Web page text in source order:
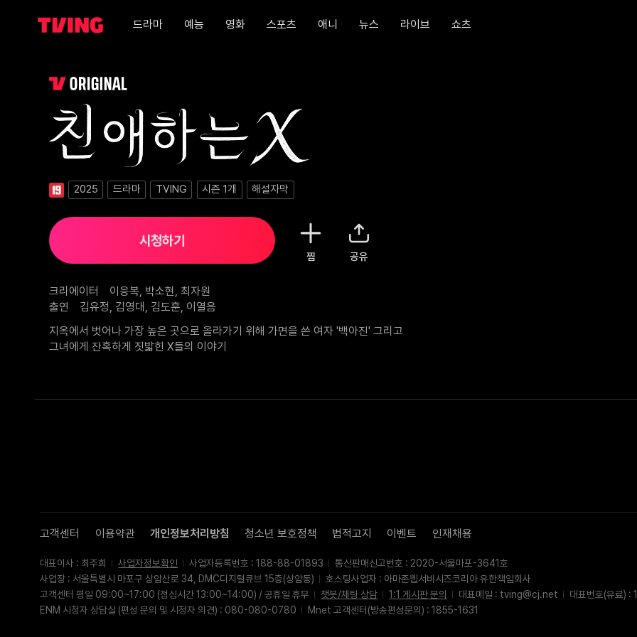
드라마 예능 영화 스포츠 애니 뉴스 라이브 쇼츠
2025 드라마 TVING 시즌 1개 해설자막
시청하기
찜 공유
크리에이터
이응복, 박소현, 최자원
출연
김유정, 김영대, 김도훈, 이열음
지옥에서 벗어나 가장 높은 곳으로 올라가기 위해 가면을 쓴 여자 '백아진' 그리고
그녀에게 잔혹하게 짓밟힌 X들의 이야기
고객센터 이용약관 개인정보처리방침 청소년 보호정책 법적고지 이벤트 인재채용
대표이사 : 최주희 사업자정보확인 사업자등록번호 : 188-88-01893
통신판매신고번호 : 2020-서울마포-3641호
사업장 : 서울특별시 마포구 상암산로 34, DMC디지털큐브 15층(상암동)
호스팅사업자 : 아마존웹서비시즈코리아 유한책임회사
고객센터 평일 09:00~17:00 (점심시간 13:00~14:00) / 공휴일 휴무
챗봇/채팅 상담 1:1 게시판 문의 대표메일 : tving@cj.net
대표번호(유료)
ENM 시청자 상담실 (편성 문의 및 시청자 의견) : 080-080-0780
Mnet 고객센터(방송편성문의) : 1855-1631